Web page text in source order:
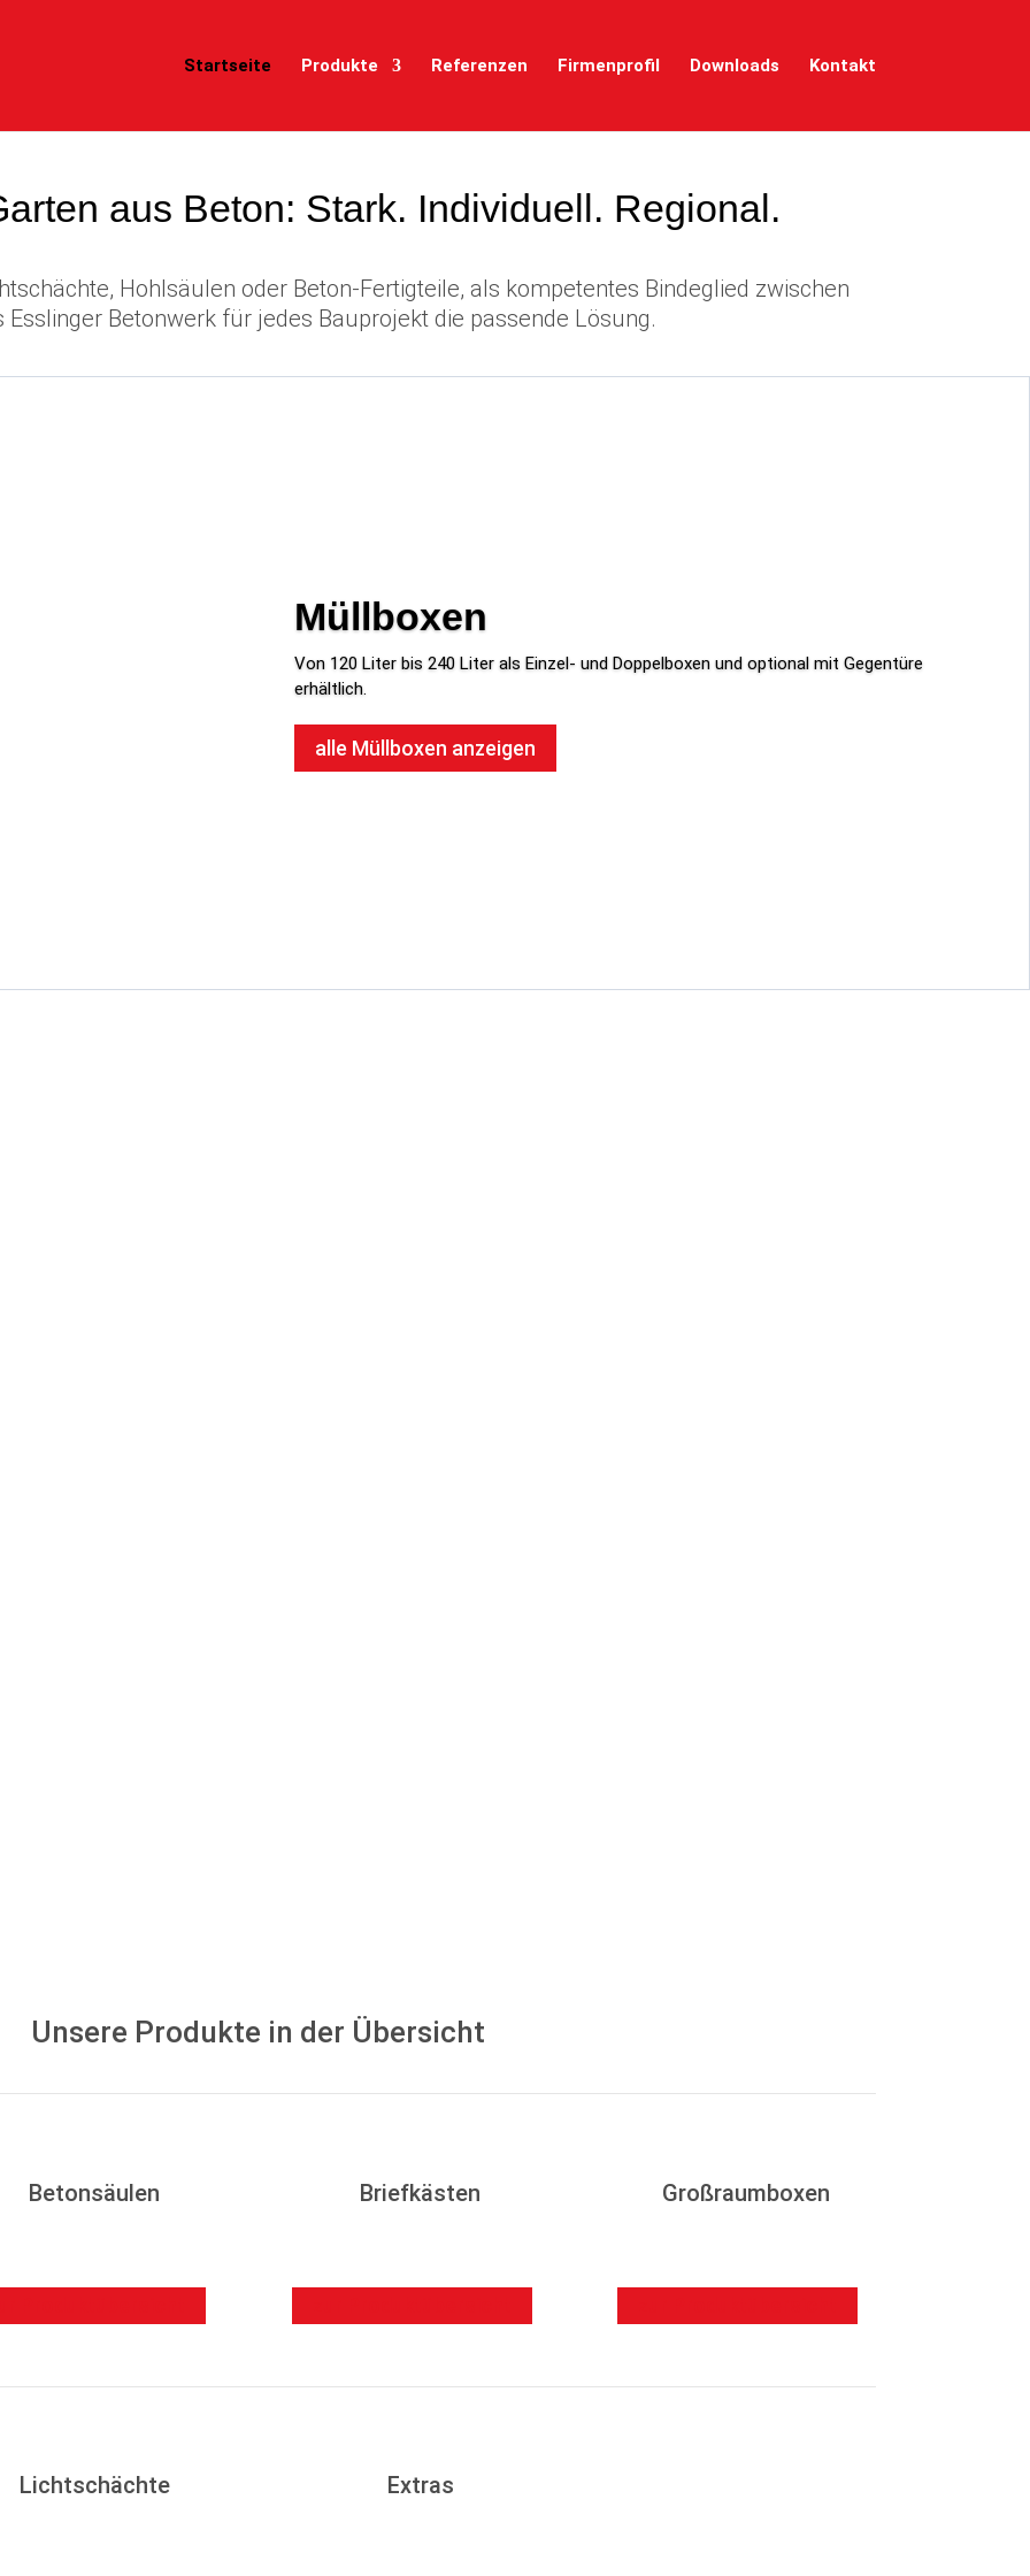
Startseite Produkte Referenzen Firmenprofil Downloads Kontakt
aus Beton: Stark. Individuell. Regional.
Hohlsäulen oder Beton-Fertigteile, als kompetentes Bindeglied zwischen
Betonwerk für jedes Bauprojekt die passende Lösung.
Müllboxen
Von 120 Liter bis 240 Liter als Einzel- und Doppelboxen und optional mit Gegentüre
erhältlich.
alle Müllboxen anzeigen
Unsere Produkte in der Übersicht
Betonsäulen Briefkästen Großraumboxen
Lichtschächte Extras